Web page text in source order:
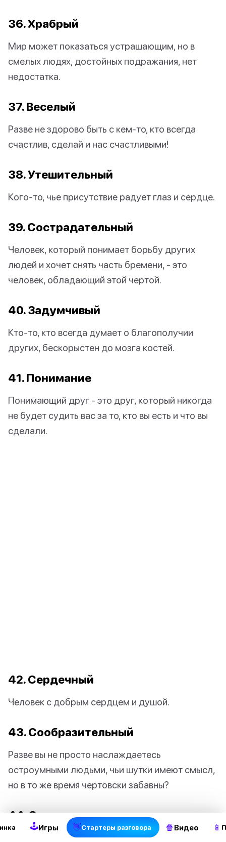
2
36. Храбрый
Мир может показаться устрашающим, но в
смелых людях, достойных подражания, нет
недостатка.
37. Веселый
Разве не здорово быть с кем-то, кто всегда
счастлив, сделай и нас счастливыми!
38. Утешительный
Кого-то, чье присутствие радует глаз и сердце.
39. Сострадательный
Человек, который понимает борьбу других
людей и хочет снять часть бремени, - это
человек, обладающий этой чертой.
40. Задумчивый
Кто-то, кто всегда думает о благополучии
других, бескорыстен до мозга костей.
41. Понимание
Понимающий друг - это друг, который никогда
не будет судить вас за то, кто вы есть и что вы
сделали.
42. Сердечный
Человек с добрым сердцем и душой.
43. Сообразительный
Разве вы не просто наслаждаетесь
остроумными людьми, чьи шутки имеют смысл,
но в то же время чертовски забавны?
44. Замечательно
Назовите кого-нибудь так, когда они вас чем-то
🕹Игры 👋Стартеры разговора 🍿 Видео 📱